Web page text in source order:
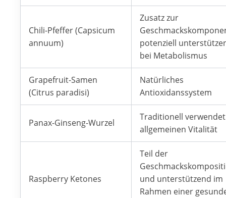
Chili-Pfeffer (Capsicum
annuum)
Zusatz zur
potenziell
bei Metabolismus
Grapefruit-Samen
(Citrus paradisi)
Natürliches
Antioxidanssystem
Panax-Ginseng-Wurzel
Traditionell
allgemeinen Vitalität
Raspberry Ketones
Teil der
und unterstützend im
Rahmen einer